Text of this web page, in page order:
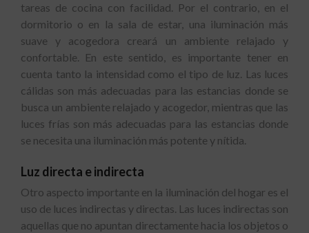
tareas de cocina con facilidad. Por el contrario, en el
dormitorio o en la sala de estar, una iluminación más
suave y acogedora creará un ambiente relajado y
confortable. En este sentido, es importante tener en
cuenta tanto la intensidad como el tipo de luz. Las luces
cálidas son más adecuadas para las estancias donde se
busca un ambiente relajado y acogedor, mientras que las
luces frías son más adecuadas para las estancias donde
se necesita una iluminación más potente y nítida.
Luz directa e indirecta
Otro aspecto importante en la iluminación del hogar es el
uso de luces indirectas y directas. Las luces indirectas son
aquellas que no apuntan directamente hacia los objetos o